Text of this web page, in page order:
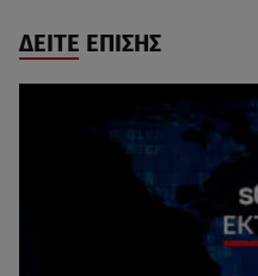
ΔΕΙΤΕ ΕΠΙΣΗΣ